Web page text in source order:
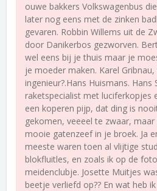
ouwe bakkers Volkswagenbus
later nog eens met de zinken
gevaren. Robbin Willems uit de
door Danikerbos gezworven.
wel eens bij je thuis maar je
je moeder maken. Karel
ingenieur?.Hans Huismans. Hans
raketspecialist met luciferkopjes
een koperen pijp, dat ding is
gekomen, veeeel te zwaar,
mooie gatenzeef in je broek. Ja
meeste waren toen al vlijtige
blokfluitles, en zoals ik op de
meidenclubje. Josette Muitjes
beetje verliefd op?? En wat heb